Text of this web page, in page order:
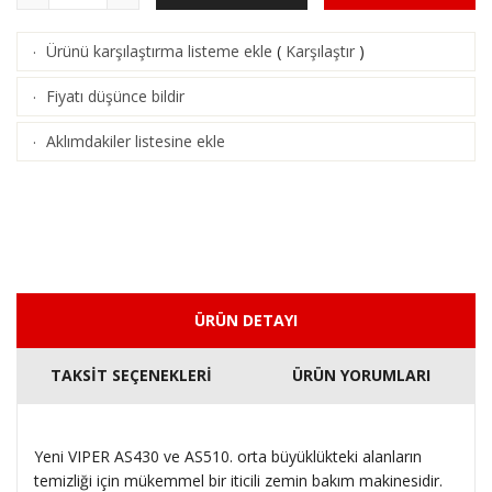
· Ürünü karşılaştırma listeme ekle ( Karşılaştır )
· Fiyatı düşünce bildir
· Aklımdakiler listesine ekle
ÜRÜN DETAYI
TAKSİT SEÇENEKLERİ ÜRÜN YORUMLARI
Yeni VIPER AS430 ve AS510. orta büyüklükteki alanların
temizliği için mükemmel bir iticili zemin bakım makinesidir.